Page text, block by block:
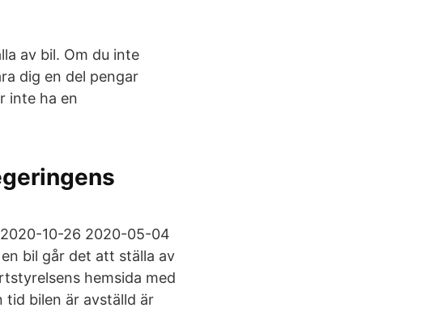
av bil. Om du inte
dig en del pengar
inte ha en
10-26 2020-05-04
bil går det att ställa av
hemsida med
tid bilen är avställd är